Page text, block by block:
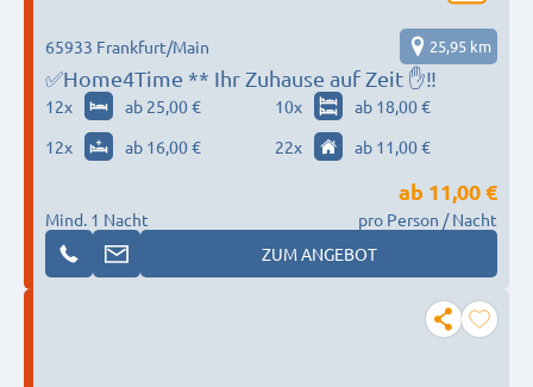
✅Home4Time ** Ihr Zuhause auf Zeit ✋‼️
65933 Frankfurt/Main 25,95 km
12x ab 25,00 € 10x
ab 18,00 €
12x ab 16,00 € 22x ab 11,00 €
Mind. 1 Nacht
ab 11,00 €
pro Person / Nacht
ZUM ANGEBOT